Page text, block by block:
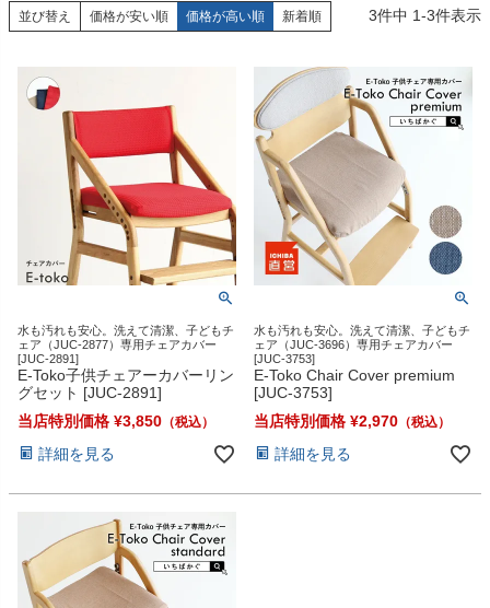
並び替え 価格が安い順 価格が高い順 新着順 3件中 1-3件表示
水も汚れも安心。洗えて清潔、子どもチ
ェア（JUC-2877）専用チェアカバー
[JUC-2891]
E-Toko子供チェアーカバーリン
グセット [JUC-2891]
当店特別価格 ¥3,850
詳細を見る
水も汚れも安心。洗えて清潔、子どもチ
ェア（JUC-3696）専用チェアカバー
[JUC-3753]
E-Toko Chair Cover premium
[JUC-3753]
当店特別価格 ¥2,970
詳細を見る